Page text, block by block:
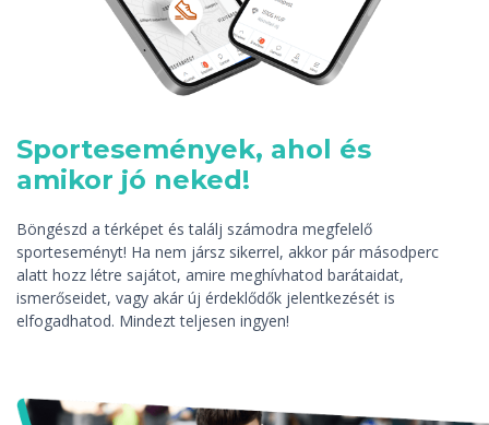
Sportesemények, ahol és
amikor jó neked!
Böngészd a térképet és találj számodra megfelelő
sporteseményt! Ha nem jársz sikerrel, akkor pár másodperc
alatt hozz létre sajátot, amire meghívhatod barátaidat,
ismerőseidet, vagy akár új érdeklődők jelentkezését is
elfogadhatod. Mindezt teljesen ingyen!